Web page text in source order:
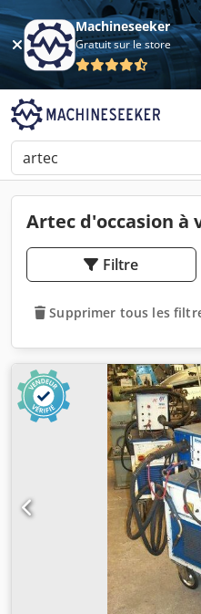
Machineseeker
Gratuit sur le store
Artec d'occasion à
Filtre
Supprimer tous les